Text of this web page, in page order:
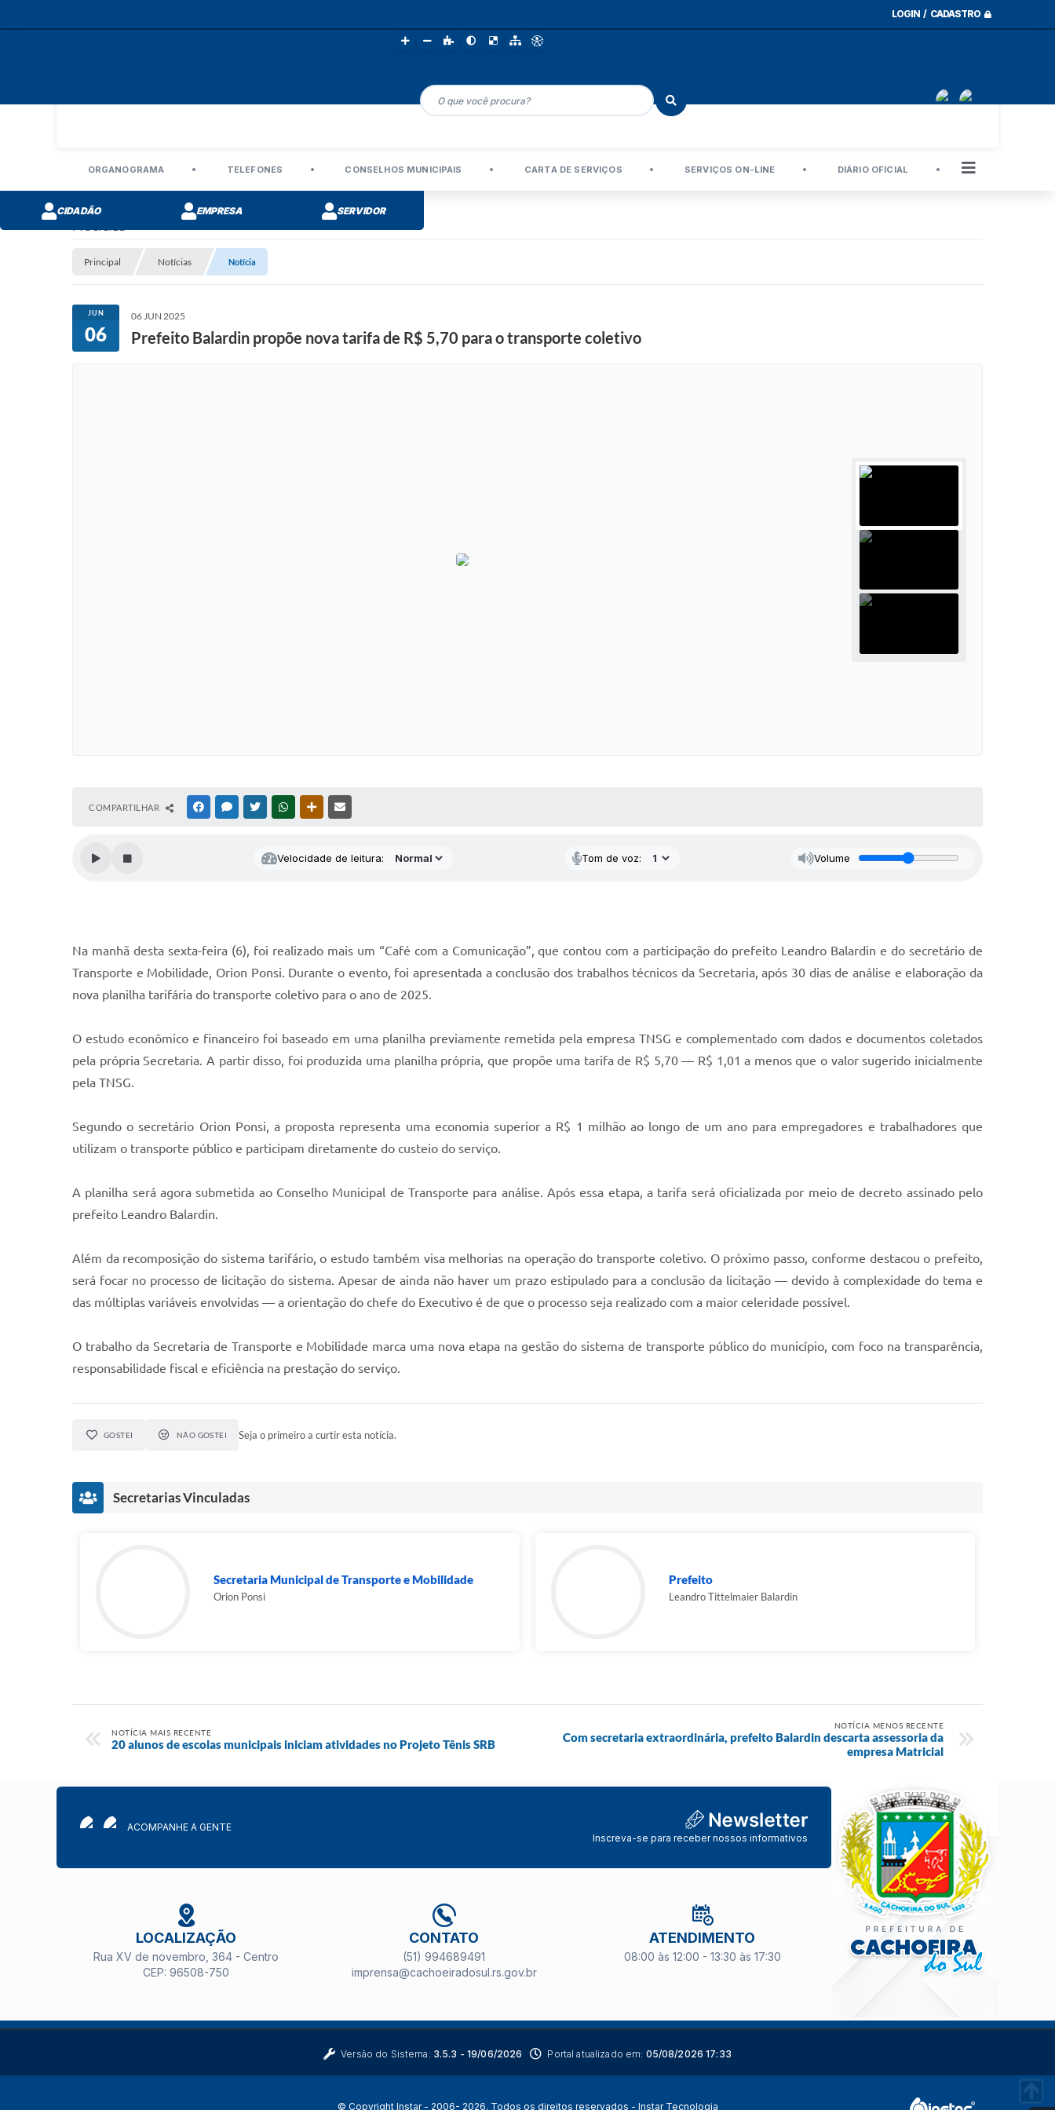
LOGIN / CADASTRO
ORGANOGRAMA TELEFONES CONSELHOS MUNICIPAIS CARTA DE SERVIÇOS SERVIÇOS ON-LINE DIÁRIO OFICIAL
CIDADÃO EMPRESA SERVIDOR
Principal Notícias Notícia
JUN
06
06 JUN 2025
Prefeito Balardin propõe nova tarifa de R$ 5,70 para o transporte coletivo
COMPARTILHAR FACEBOOKMESSENGER
TWITTERWHATSAPPOUTRAS MÍDIAS
Velocidade de leitura: Tom de voz: Volume
Na manhã desta sexta-feira (6), foi realizado mais um “Café com a Comunicação”, que contou com a participação do prefeito Leandro Balardin e do secretário de
Transporte e Mobilidade, Orion Ponsi. Durante o evento, foi apresentada a conclusão dos trabalhos técnicos da Secretaria, após 30 dias de análise e elaboração da
nova planilha tarifária do transporte coletivo para o ano de 2025.
O estudo econômico e financeiro foi baseado em uma planilha previamente remetida pela empresa TNSG e complementado com dados e documentos coletados
pela própria Secretaria. A partir disso, foi produzida uma planilha própria, que propõe uma tarifa de R$ 5,70 — R$ 1,01 a menos que o valor sugerido inicialmente
pela TNSG.
Segundo o secretário Orion Ponsi, a proposta representa uma economia superior a R$ 1 milhão ao longo de um ano para empregadores e trabalhadores que
utilizam o transporte público e participam diretamente do custeio do serviço.
A planilha será agora submetida ao Conselho Municipal de Transporte para análise. Após essa etapa, a tarifa será oficializada por meio de decreto assinado pelo
prefeito Leandro Balardin.
Além da recomposição do sistema tarifário, o estudo também visa melhorias na operação do transporte coletivo. O próximo passo, conforme destacou o prefeito,
será focar no processo de licitação do sistema. Apesar de ainda não haver um prazo estipulado para a conclusão da licitação — devido à complexidade do tema e
das múltiplas variáveis envolvidas — a orientação do chefe do Executivo é de que o processo seja realizado com a maior celeridade possível.
O trabalho da Secretaria de Transporte e Mobilidade marca uma nova etapa na gestão do sistema de transporte público do município, com foco na transparência,
responsabilidade fiscal e eficiência na prestação do serviço.
GOSTEI NÃO GOSTEI Seja o primeiro a curtir esta notícia.
Secretarias Vinculadas
Secretaria Municipal de Transporte e Mobilidade
Orion Ponsi
Prefeito
Leandro Tittelmaier Balardin
NOTÍCIA MAIS RECENTE
20 alunos de escolas municipais iniciam atividades no Projeto Tênis SRB
NOTÍCIA MENOS RECENTE
Com secretaria extraordinária, prefeito Balardin descarta assessoria da
empresa Matricial
ACOMPANHE A GENTE
Inscreva-se para receber nossos informativos
LOCALIZAÇÃO
Rua XV de novembro, 364 - Centro
CEP: 96508-750
CONTATO
(51) 994689491
imprensa@cachoeiradosul.rs.gov.br
ATENDIMENTO
08:00 às 12:00 - 13:30 às 17:30
Versão do Sistema: 3.5.3 - 19/06/2026 Portal atualizado em: 05/08/2026 17:33
© Copyright Instar - 2006- 2026. Todos os direitos reservados - Instar Tecnologia